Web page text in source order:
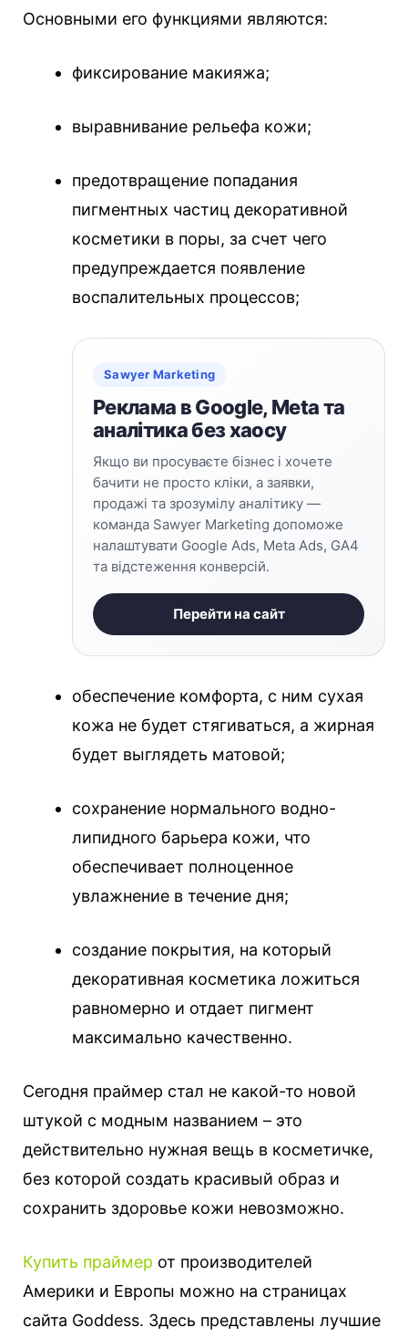
Основными его функциями являются:
фиксирование макияжа;
выравнивание рельефа кожи;
предотвращение попадания
пигментных частиц декоративной
косметики в поры, за счет чего
предупреждается появление
воспалительных процессов;
Sawyer Marketing
Реклама в Google, Meta та
аналітика без хаосу
Якщо ви просуваєте бізнес і хочете
бачити не просто кліки, а заявки,
продажі та зрозумілу аналітику —
команда Sawyer Marketing допоможе
налаштувати Google Ads, Meta Ads, GA4
та відстеження конверсій.
Перейти на сайт
обеспечение комфорта, с ним сухая
кожа не будет стягиваться, а жирная
будет выглядеть матовой;
сохранение нормального водно-
липидного барьера кожи, что
обеспечивает полноценное
увлажнение в течение дня;
создание покрытия, на который
декоративная косметика ложиться
равномерно и отдает пигмент
максимально качественно.
Сегодня праймер стал не какой-то новой
штукой с модным названием – это
действительно нужная вещь в косметичке,
без которой создать красивый образ и
сохранить здоровье кожи невозможно.
Купить праймер от производителей
Америки и Европы можно на страницах
сайта Goddess. Здесь представлены лучшие